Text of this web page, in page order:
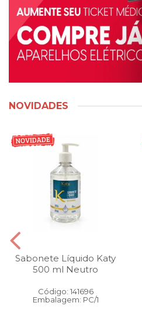
NOVIDADES
Sabonete Líquido Katy
500 ml Neutro
Código: 141696
Embalagem: PC/1